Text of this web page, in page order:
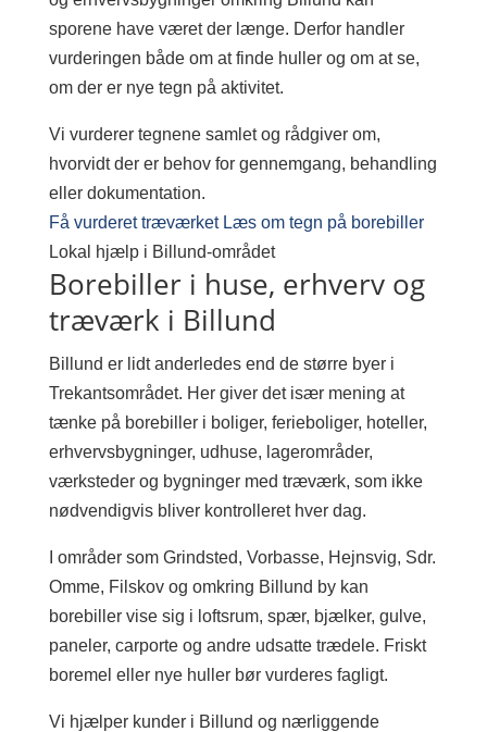
sporene have været der længe. Derfor handler
vurderingen både om at finde huller og om at se,
om der er nye tegn på aktivitet.
Vi vurderer tegnene samlet og rådgiver om,
hvorvidt der er behov for gennemgang, behandling
eller dokumentation.
Få vurderet træværket Læs om tegn på borebiller
Lokal hjælp i Billund-området
Borebiller i huse, erhverv og
træværk i Billund
Billund er lidt anderledes end de større byer i
Trekantsområdet. Her giver det især mening at
tænke på borebiller i boliger, ferieboliger, hoteller,
erhvervsbygninger, udhuse, lagerområder,
værksteder og bygninger med træværk, som ikke
nødvendigvis bliver kontrolleret hver dag.
I områder som Grindsted, Vorbasse, Hejnsvig, Sdr.
Omme, Filskov og omkring Billund by kan
borebiller vise sig i loftsrum, spær, bjælker, gulve,
paneler, carporte og andre udsatte trædele. Friskt
boremel eller nye huller bør vurderes fagligt.
Vi hjælper kunder i Billund og nærliggende